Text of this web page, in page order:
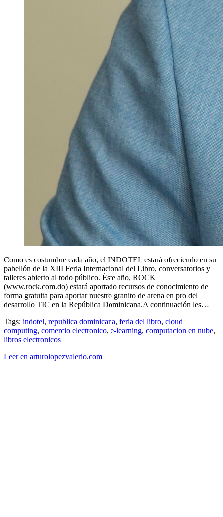
Como es costumbre cada año, el INDOTEL estará ofreciendo en su
pabellón de la XIII Feria Internacional del Libro, conversatorios y
talleres abierto al todo público. Éste año, ROCK
(www.rock.com.do) estará aportado recursos de conocimiento de
forma gratuita para aportar nuestro granito de arena en pro del
desarrollo TIC en la República Dominicana.A continuación les…
Tags: indotel, republica dominicana, feria del libro, cloud
computing, comercio electronico, e-learning, computacion en nube,
libros electronicos
Leer en arturolopezvalerio.com